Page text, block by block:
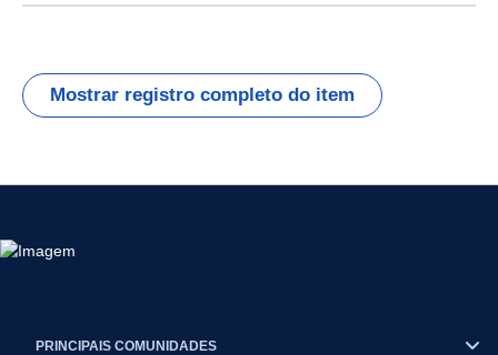
Mostrar registro completo do item
PRINCIPAIS COMUNIDADES